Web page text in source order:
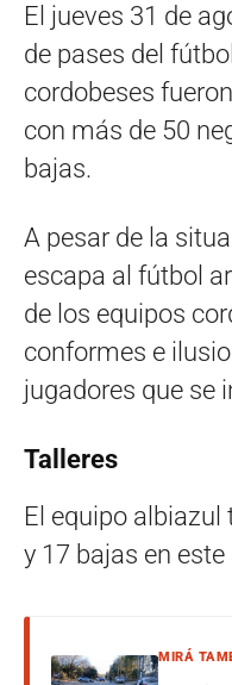
El jueves 31 de
de pases del
cordobeses
con más de 50
bajas.
A pesar de la
escapa al fútbol
de los equipos
conformes e
jugadores que se
Talleres
El equipo
y 17 bajas en
MIRÁ